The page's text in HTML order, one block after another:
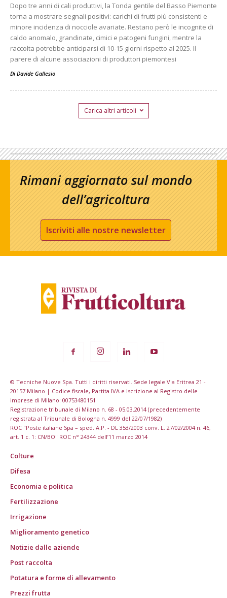
Dopo tre anni di cali produttivi, la Tonda gentile del Basso Piemonte
torna a mostrare segnali positivi: carichi di frutti più consistenti e
minore incidenza di nocciole avariate. Restano però le incognite di
caldo anomalo, grandinate, cimici e patogeni fungini, mentre la
raccolta potrebbe anticiparsi di 10-15 giorni rispetto al 2025. Il
parere di alcune associazioni di produttori piemontesi
Di Davide Gallesio
Carica altri articoli
Rimani aggiornato sul mondo
dell’agricoltura
Iscriviti alle nostre newsletter
© Tecniche Nuove Spa. Tutti i diritti riservati. Sede legale Via Eritrea 21 -
20157 Milano | Codice fiscale, Partita IVA e Iscrizione al Registro delle
imprese di Milano: 00753480151
Registrazione tribunale di Milano n. 68 - 05.03.2014 (precedentemente
registrata al Tribunale di Bologna n. 4999 del 22/07/1982)
ROC "Poste italiane Spa – sped. A.P. - DL 353/2003 conv. L. 27/02/2004 n. 46,
art. 1 c. 1: CN/BO" ROC n° 24344 dell’11 marzo 2014
Colture
Difesa
Economia e politica
Fertilizzazione
Irrigazione
Miglioramento genetico
Notizie dalle aziende
Post raccolta
Potatura e forme di allevamento
Prezzi frutta